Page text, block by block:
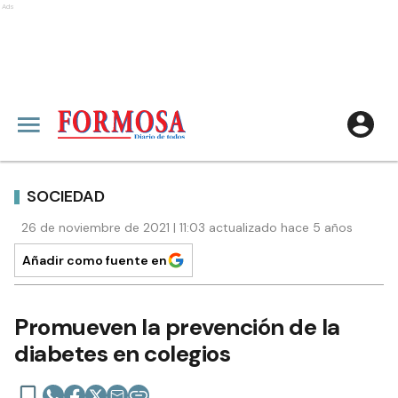
Ads
SOCIEDAD
26 de noviembre de 2021 | 11:03 actualizado hace 5 años
Añadir como fuente en
Promueven la prevención de la
diabetes en colegios